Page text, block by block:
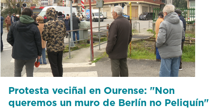
Protesta veciñal en Ourense: "Non
queremos un muro de Berlín no Peliquín"